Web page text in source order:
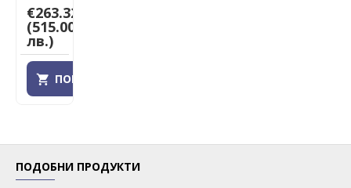
€263.32
(515.00
лв.)
ПОРЪЧАЙ
ПОДОБНИ ПРОДУКТИ